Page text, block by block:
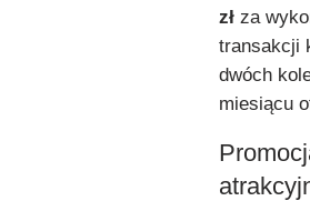
zł za
transakcji
dwóch
miesiącu